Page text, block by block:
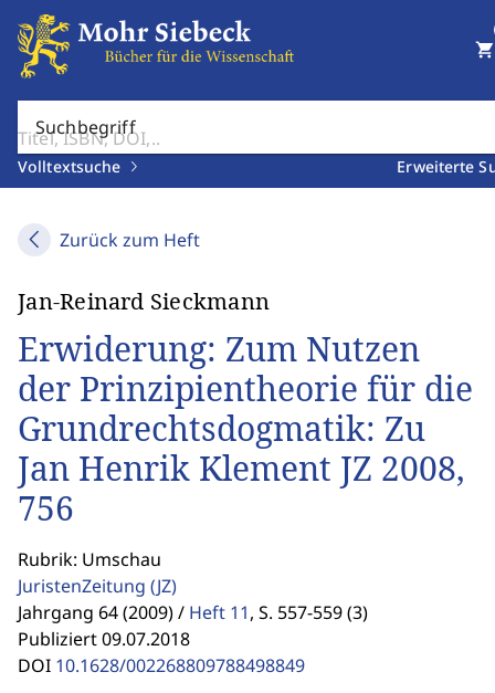
Suchbegriff
Volltextsuche Erweiterte
shopping_cart
Zurück zum Heft
Jan-Reinard Sieckmann
Erwiderung: Zum Nutzen
der Prinzipientheorie für die
Grundrechtsdogmatik: Zu
Jan Henrik Klement JZ 2008,
756
Rubrik: Umschau
JuristenZeitung (JZ)
Jahrgang 64 (2009) / Heft 11, S. 557-559 (3)
Publiziert 09.07.2018
DOI 10.1628/002268809788498849